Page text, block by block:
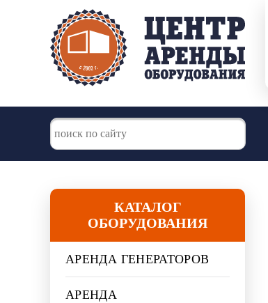
КАТАЛОГ
ОБОРУДОВАНИЯ
АРЕНДА ГЕНЕРАТОРОВ
АРЕНДА